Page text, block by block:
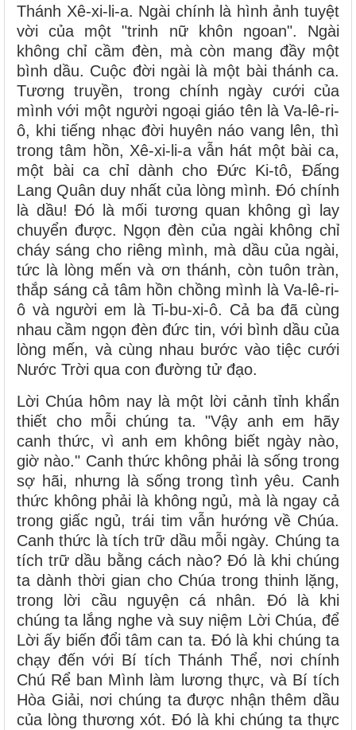
Thánh Xê-xi-li-a. Ngài chính là hình ảnh tuyệt
vời của một "trinh nữ khôn ngoan". Ngài
không chỉ cầm đèn, mà còn mang đầy một
bình dầu. Cuộc đời ngài là một bài thánh ca.
Tương truyền, trong chính ngày cưới của
mình với một người ngoại giáo tên là Va-lê-ri-
ô, khi tiếng nhạc đời huyên náo vang lên, thì
trong tâm hồn, Xê-xi-li-a vẫn hát một bài ca,
một bài ca chỉ dành cho Đức Ki-tô, Đấng
Lang Quân duy nhất của lòng mình. Đó chính
là dầu! Đó là mối tương quan không gì lay
chuyển được. Ngọn đèn của ngài không chỉ
cháy sáng cho riêng mình, mà dầu của ngài,
tức là lòng mến và ơn thánh, còn tuôn tràn,
thắp sáng cả tâm hồn chồng mình là Va-lê-ri-
ô và người em là Ti-bu-xi-ô. Cả ba đã cùng
nhau cầm ngọn đèn đức tin, với bình dầu của
lòng mến, và cùng nhau bước vào tiệc cưới
Nước Trời qua con đường tử đạo.
Lời Chúa hôm nay là một lời cảnh tỉnh khẩn
thiết cho mỗi chúng ta. "Vậy anh em hãy
canh thức, vì anh em không biết ngày nào,
giờ nào." Canh thức không phải là sống trong
sợ hãi, nhưng là sống trong tình yêu. Canh
thức không phải là không ngủ, mà là ngay cả
trong giấc ngủ, trái tim vẫn hướng về Chúa.
Canh thức là tích trữ dầu mỗi ngày. Chúng ta
tích trữ dầu bằng cách nào? Đó là khi chúng
ta dành thời gian cho Chúa trong thinh lặng,
trong lời cầu nguyện cá nhân. Đó là khi
chúng ta lắng nghe và suy niệm Lời Chúa, để
Lời ấy biến đổi tâm can ta. Đó là khi chúng ta
chạy đến với Bí tích Thánh Thể, nơi chính
Chú Rể ban Mình làm lương thực, và Bí tích
Hòa Giải, nơi chúng ta được nhận thêm dầu
của lòng thương xót. Đó là khi chúng ta thực